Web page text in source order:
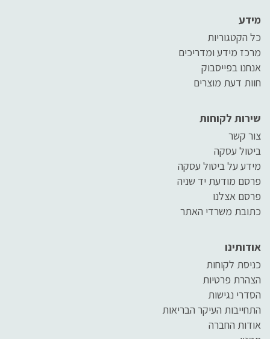
מידע
כל הקטגוריות
מרכז מידע ומדריכים
אנחנו בפייסבוק
חוות דעת מוצרים
שירות לקוחות
צור קשר
ביטול עסקה
מידע על ביטול עסקה
פרסם מודעת יד שניה
פרסם אצלנו
כתובת משרדי האתר
אודותינו
כניסת לקוחות
הצהרת פרטיות
הסדרי נגישות
התחייבות העיקר הבריאות
אודות החברה